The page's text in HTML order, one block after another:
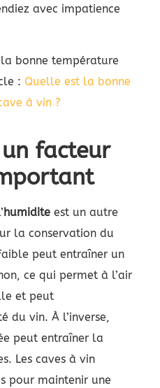
avec impatience
bonne température
: Quelle est la bonne
à vin ?
un facteur
humidite est un autre
la conservation du
peut entraîner un
ce qui permet à l’air
et peut
du vin. À l’inverse,
peut entraîner la
Les caves à vin
pour maintenir une